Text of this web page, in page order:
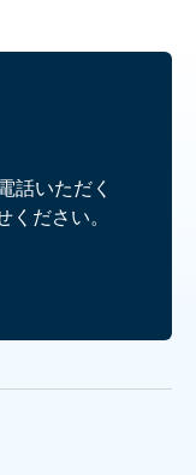
話いただく
ください。